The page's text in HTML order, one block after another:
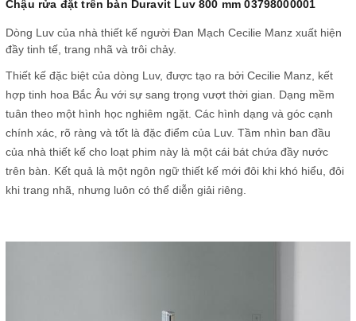
Chậu rửa đặt trên bàn Duravit Luv 800 mm 03798000001
Dòng Luv của nhà thiết kế người Đan Mạch Cecilie Manz xuất hiện
đầy tinh tế, trang nhã và trôi chảy.
Thiết kế đặc biệt của dòng Luv, được tạo ra bởi Cecilie Manz, kết
hợp tinh hoa Bắc Âu với sự sang trọng vượt thời gian. Dạng mềm
tuân theo một hình học nghiêm ngặt. Các hình dạng và góc cạnh
chính xác, rõ ràng và tốt là đặc điểm của Luv. Tầm nhìn ban đầu
của nhà thiết kế cho loạt phim này là một cái bát chứa đầy nước
trên bàn. Kết quả là một ngôn ngữ thiết kế mới đôi khi khó hiểu, đôi
khi trang nhã, nhưng luôn có thể diễn giải riêng.